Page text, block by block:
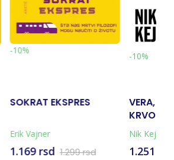
-10%
VERA, NADA I
Nik Kejv,
1.251 rsd 1.390 rsd
DOM I
Jevgenij
1.089